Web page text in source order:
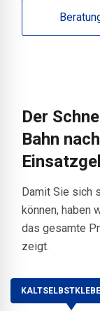
Der
Bahn
Damit Sie sich
können, haben
das gesamte
zeigt.